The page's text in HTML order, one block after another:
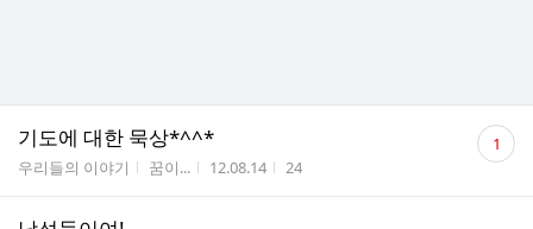
기도에 대한 묵상*^^*
게시판명
우리들의 이야기 작성자
꿈이... 작성시간
12.08.14 조회수
24
댓
글 1